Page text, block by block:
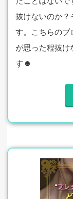
抜けないのか？
す。こちらのブ
が思った程抜け
す☻